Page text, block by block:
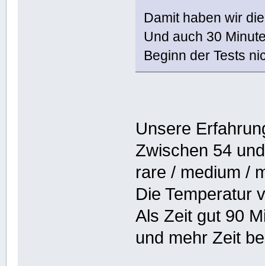
Damit haben wir
Und auch 30
Beginn der Tests
Unsere
Zwischen 54
rare / medium /
Die Temperatur
Als Zeit gut 90
und mehr Zeit